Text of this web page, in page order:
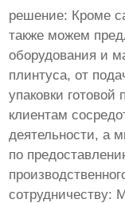
решение: Кроме
также можем
оборудования и
плинтуса, от
упаковки
клиентам
деятельности, а
по
сотрудничеству: